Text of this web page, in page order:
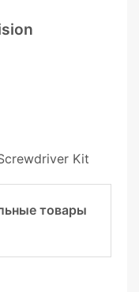
Kit
товары